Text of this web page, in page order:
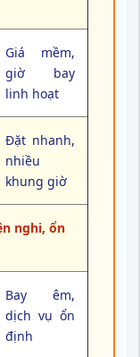
Giá mềm,
giờ bay
linh hoạt
Đặt nhanh,
nhiều
khung giờ
nghi, ổn
Bay êm,
dịch vụ ổn
định